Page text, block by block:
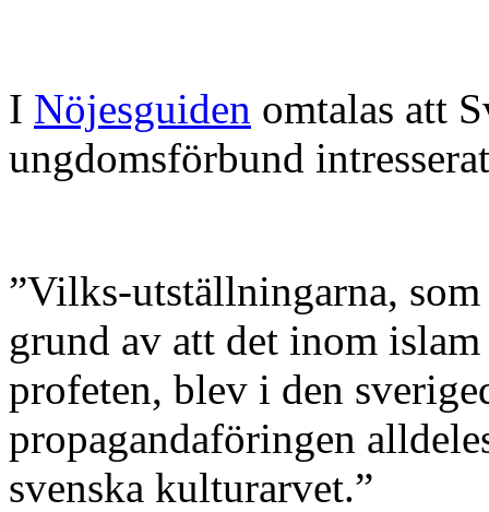
I Nöjesguiden omtalas att
ungdomsförbund
”Vilks-utställningarna,
grund av att det inom
profeten, blev i den
propagandaföringen
svenska kulturarvet.”